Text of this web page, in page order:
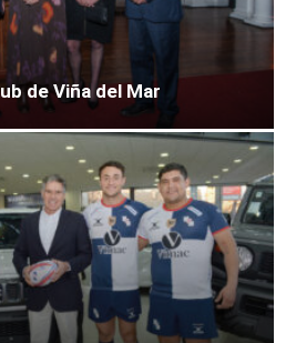
de Viña del Mar